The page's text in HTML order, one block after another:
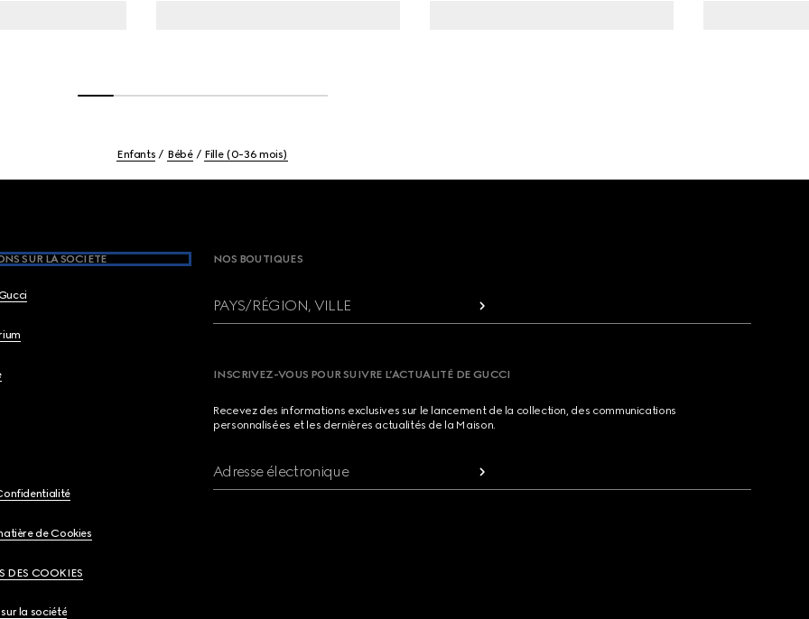
Enfants Bébé Fille (0-36 mois)
SUR LA SOCIETE
de Cookies
DES COOKIES
la société
NOS BOUTIQUES
PAYS/RÉGION, VILLE
INSCRIVEZ-VOUS POUR SUIVRE L’ACTUALITÉ DE GUCCI
Recevez des informations exclusives sur le lancement de la collection, des communications
personnalisées et les dernières actualités de la Maison.
Adresse électronique